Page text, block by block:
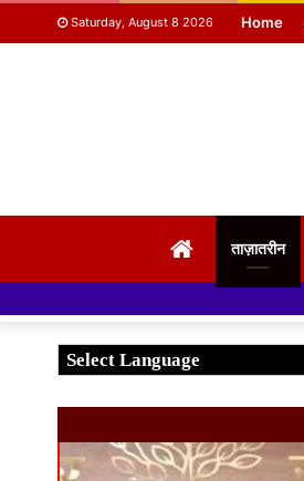
Saturday, August 8 2026 Home
HOMEताज़ातरीन